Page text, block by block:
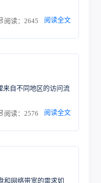
阅读：2645 阅读全文
来自不同地区的访问流
阅读：2576 阅读全文
和网络带宽的需求如